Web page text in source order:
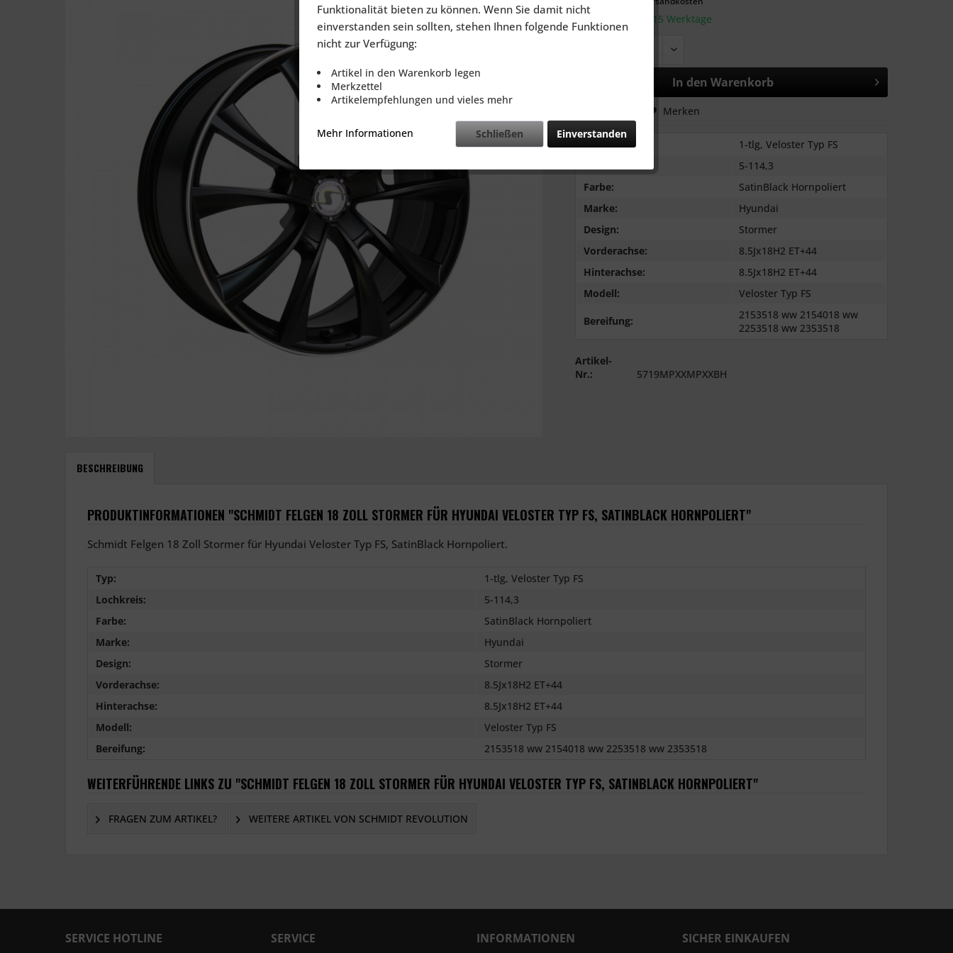
Lieferzeit: 10-15 Werktage
In den Warenkorb
Merken
Typ:
1-tlg, Veloster Typ FS
5-114,3
Farbe:
SatinBlack Hornpoliert
Marke:
Hyundai
Design:
Stormer
Vorderachse:
8.5Jx18H2 ET+44
Hinterachse:
8.5Jx18H2 ET+44
Modell:
Veloster Typ FS
Bereifung:
2153518 ww 2154018 ww
2253518 ww 2353518
Artikel-
Nr.:
5719MPXXMPXXBH
BESCHREIBUNG
PRODUKTINFORMATIONEN "SCHMIDT FELGEN 18 ZOLL STORMER FÜR HYUNDAI VELOSTER TYP FS, SATINBLACK HORNPOLIERT"
Schmidt Felgen 18 Zoll Stormer für Hyundai Veloster Typ FS, SatinBlack Hornpoliert.
Typ:
1-tlg, Veloster Typ FS
Lochkreis:
5-114,3
Farbe:
SatinBlack Hornpoliert
Marke:
Hyundai
Design:
Stormer
Vorderachse:
8.5Jx18H2 ET+44
Hinterachse:
8.5Jx18H2 ET+44
Modell:
Veloster Typ FS
Bereifung:
2153518 ww 2154018 ww 2253518 ww 2353518
WEITERFÜHRENDE LINKS ZU "SCHMIDT FELGEN 18 ZOLL STORMER FÜR HYUNDAI VELOSTER TYP FS, SATINBLACK HORNPOLIERT"
FRAGEN ZUM ARTIKEL? WEITERE ARTIKEL VON SCHMIDT REVOLUTION
SERVICE HOTLINE SERVICE INFORMATIONEN SICHER EINKAUFEN
Funktionalität bieten zu können. Wenn Sie damit nicht
einverstanden sein sollten, stehen Ihnen folgende Funktionen
nicht zur Verfügung:
Artikel in den Warenkorb legen
Merkzettel
Artikelempfehlungen und vieles mehr
Mehr Informationen Einverstanden
Schließen